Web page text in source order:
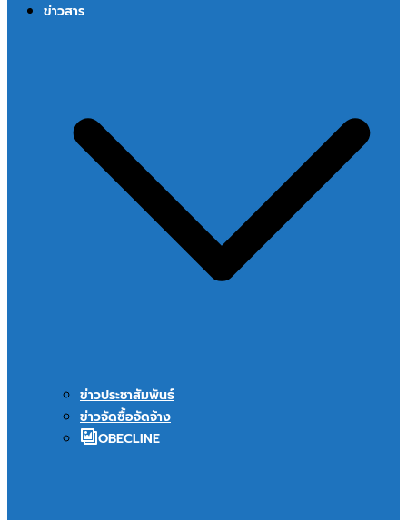
ข่าวสาร
ข่าวประชาสัมพันธ์
ข่าวจัดซื้อจัดจ้าง
OBECLINE